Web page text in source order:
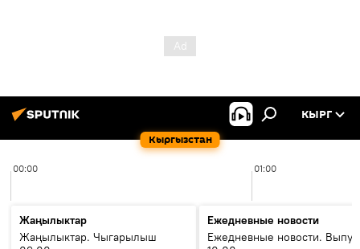
Кыргызстан
КЫРГ
00:00 01:00
Жаңылыктар
Жаңылыктар. Чыгарылыш
Ежедневные новости
Ежедневные новости.